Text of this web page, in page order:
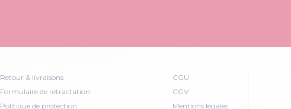
Retour & livraisons
Formulaire de rétractation
Politique de protection
CGU
CGV
Mentions légales